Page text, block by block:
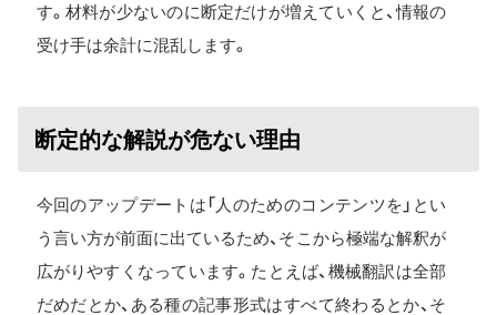
す。材料が少ないのに断定だけが増えていくと、情報の
受け手は余計に混乱します。
断定的な解説が危ない理由
今回のアップデートは「人のためのコンテンツを」とい
う言い方が前面に出ているため、そこから極端な解釈が
広がりやすくなっています。たとえば、機械翻訳は全部
だめだとか、ある種の記事形式はすべて終わるとか、そ